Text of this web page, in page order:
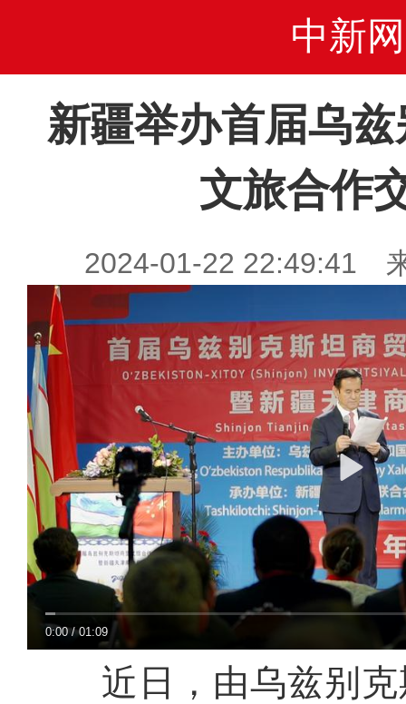
中新网
新疆举办首届乌
文旅合作
2024-01-22 22:49:41
0:00/01:09
近日，由乌兹别克